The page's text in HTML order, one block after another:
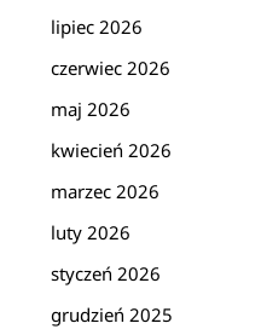
lipiec 2026
czerwiec 2026
maj 2026
kwiecień 2026
marzec 2026
luty 2026
styczeń 2026
grudzień 2025